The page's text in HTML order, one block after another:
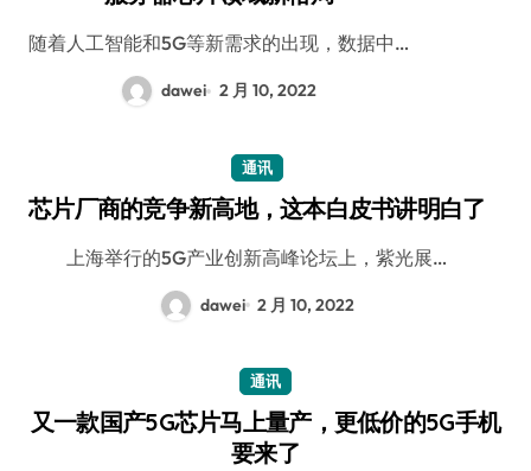
随着人工智能和5G等新需求的出现，数据中…
dawei 2 月 10, 2022
通讯
芯片厂商的竞争新高地，这本白皮书讲明白了
上海举行的5G产业创新高峰论坛上，紫光展…
dawei 2 月 10, 2022
通讯
又一款国产5G芯片马上量产，更低价的5G手机
要来了